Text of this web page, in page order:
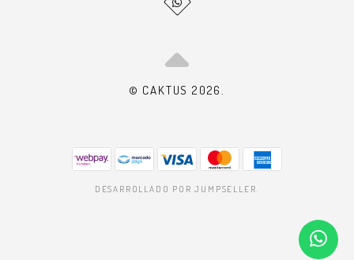
© CAKTUS 2026.
DESARROLLADO POR JUMPSELLER.